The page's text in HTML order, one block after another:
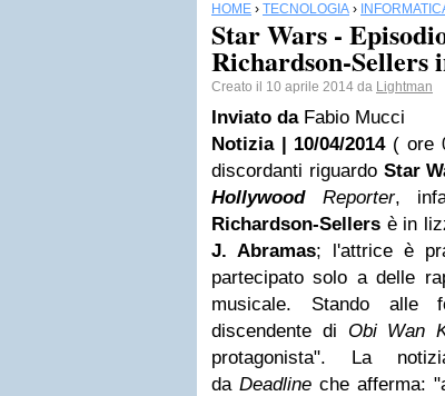
HOME › TECNOLOGIA ›
Star Wars -
Richardson-Sellers
Creato il 10 aprile 2014 da Lightman
Inviato da Fabio Mucci
Notizia | 10/04/2014 ( ore
discordanti riguardo Star
HollywoodReporter,
Richardson-Sellers è in
J. Abramas; l'attrice è
partecipato solo a delle
musicale. Stando alle
discendente di Obi Wan
protagonista". La
da Deadlineche afferma: